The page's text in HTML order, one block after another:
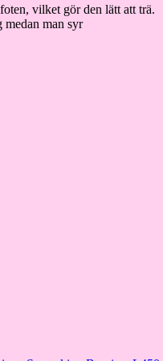
vilket gör den lätt att trä.
medan man syr